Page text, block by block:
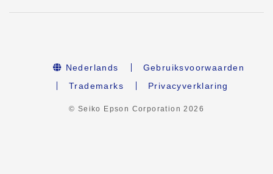
Nederlands
Gebruiksvoorwaarden
Trademarks
Privacyverklaring
© Seiko Epson Corporation2026